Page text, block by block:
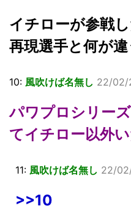
イチローが参戦
再現選手と何が
10: 風吹けば名無し 22/02/
パワプロシリー
てイチロー以外
11: 風吹けば名無し 22/
>>10